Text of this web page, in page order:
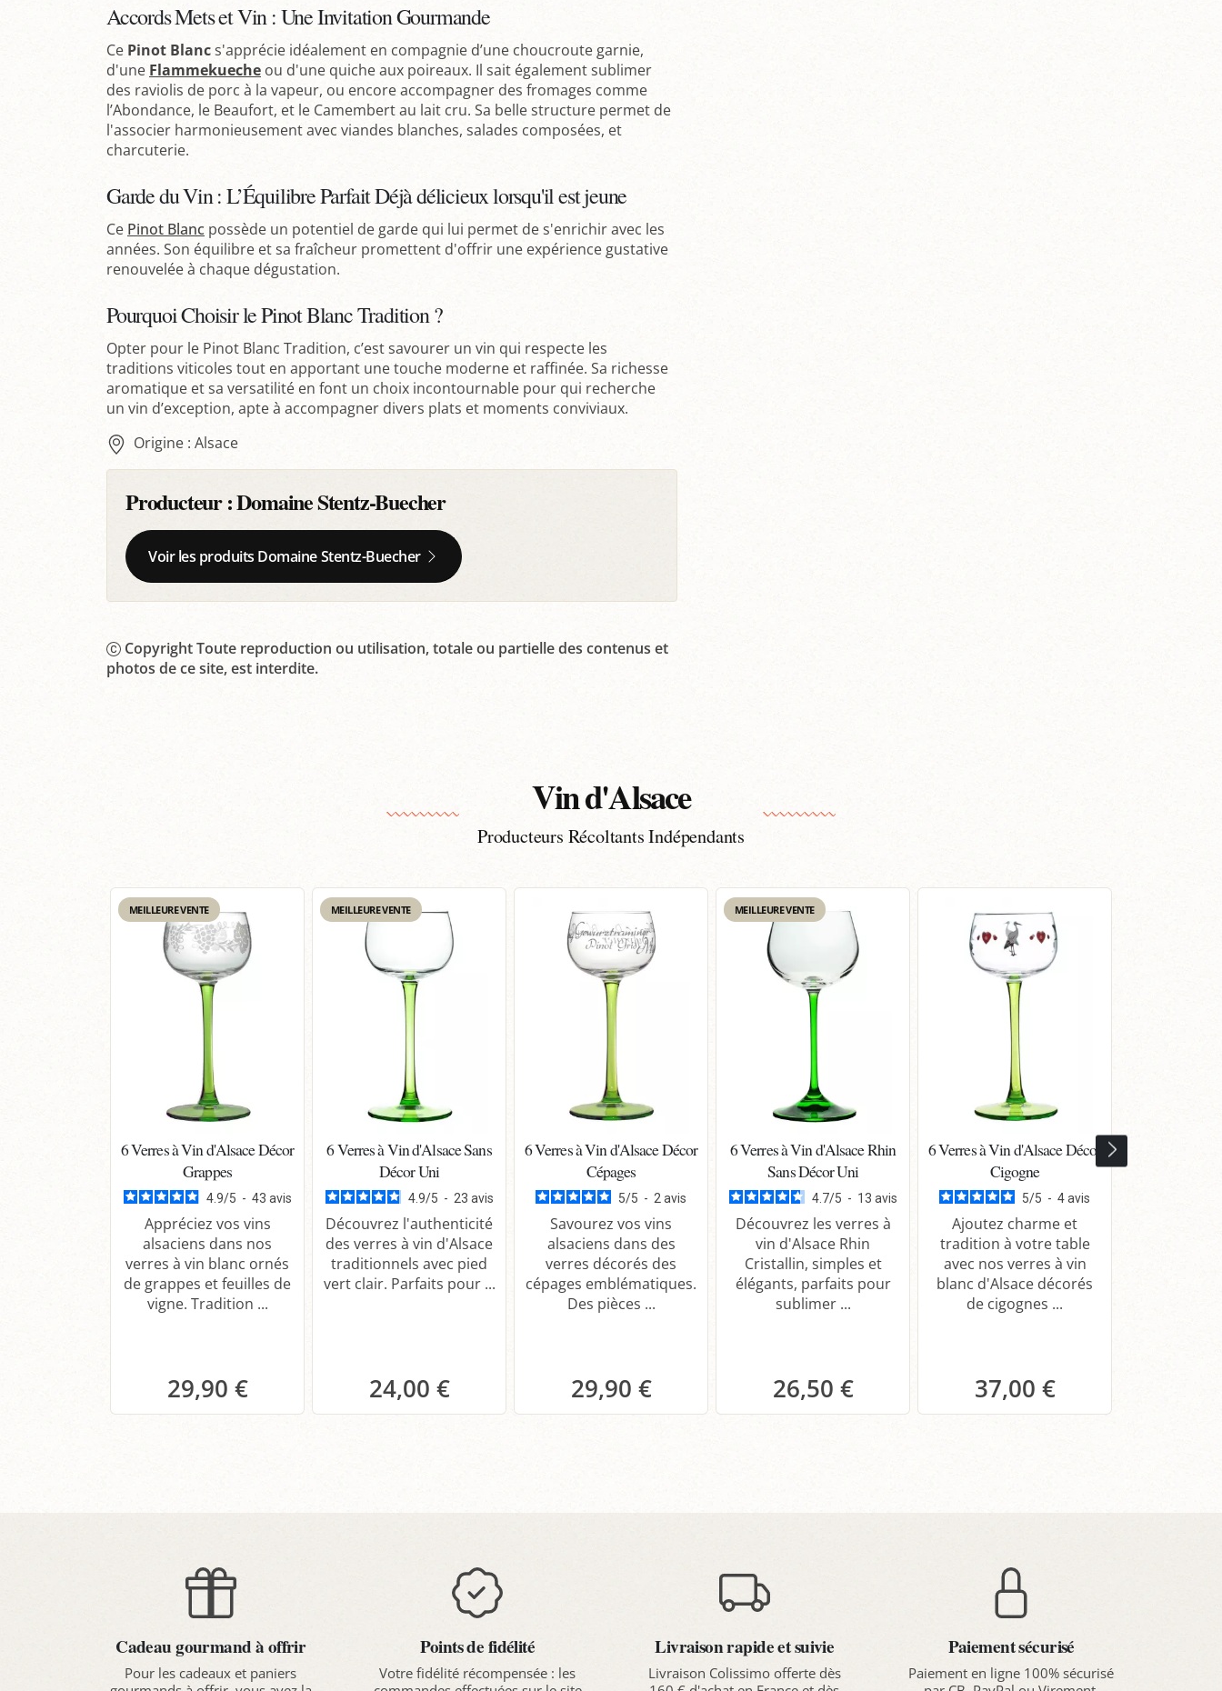
Accords Mets et Vin : Une Invitation Gourmande
Ce Pinot Blancs'apprécie idéalement en compagnie d’une choucroute garnie,
d'une Flammekueche ou d'une quiche aux poireaux. Il sait également sublimer
des raviolis de porc à la vapeur, ou encore accompagner des fromages comme
l’Abondance, le Beaufort, et le Camembert au lait cru. Sa belle structure permet de
l'associer harmonieusement avec viandes blanches, salades composées, et
charcuterie.
Garde du Vin : L’Équilibre Parfait Déjà délicieux lorsqu'il est jeune
Ce Pinot Blanc possède un potentiel de garde qui lui permet de s'enrichir avec les
années. Son équilibre et sa fraîcheur promettent d'offrir une expérience gustative
renouvelée à chaque dégustation.
Pourquoi Choisir le Pinot Blanc Tradition ?
Opter pour le Pinot Blanc Tradition, c’est savourer un vin qui respecte les
traditions viticoles tout en apportant une touche moderne et raffinée. Sa richesse
aromatique et sa versatilité en font un choix incontournable pour qui recherche
un vin d’exception, apte à accompagner divers plats et moments conviviaux.
Origine : Alsace
Producteur :Domaine Stentz-Buecher
Voir les produits Domaine Stentz-Buecher
Copyright Toute reproduction ou utilisation, totale ou partielle des contenus et
photos de ce site, est interdite.
Vin d'Alsace
Producteurs Récoltants Indépendants
MEILLEURE VENTE
6 Verres à Vin d'Alsace Décor
Grappes
4.9/5 - 43 avis
Appréciez vos vins
alsaciens dans nos
verres à vin blanc ornés
de grappes et feuilles de
vigne. Tradition ...
29,90 €
MEILLEURE VENTE
6 Verres à Vin d'Alsace Sans
Décor Uni
4.9/5 - 23 avis
Découvrez l'authenticité
des verres à vin d'Alsace
traditionnels avec pied
vert clair. Parfaits pour ...
24,00 €
6 Verres à Vin d'Alsace Décor
Cépages
5/5 - 2 avis
Savourez vos vins
alsaciens dans des
verres décorés des
cépages emblématiques.
Des pièces ...
29,90 €
MEILLEURE VENTE
6 Verres à Vin d'Alsace Rhin
Sans Décor Uni
4.7/5 - 13 avis
Découvrez les verres à
vin d'Alsace Rhin
Cristallin, simples et
élégants, parfaits pour
sublimer ...
26,50 €
6 Verres à Vin d'Alsace Décor
Cigogne
5/5 - 4avis
Ajoutez charme et
tradition à votre table
avec nos verres à vin
blanc d'Alsace décorés
de cigognes ...
37,00 €
Cadeau gourmand à offrir
Pour les cadeaux et paniers
Points de fidélité
Votre fidélité récompensée : les
Livraison rapide et suivie
Livraison Colissimo offerte dès
Paiement sécurisé
Paiement en ligne 100% sécurisé